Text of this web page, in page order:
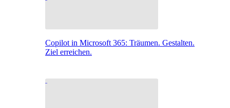
Copilot in Microsoft 365: Träumen. Gestalten.
Ziel erreichen.